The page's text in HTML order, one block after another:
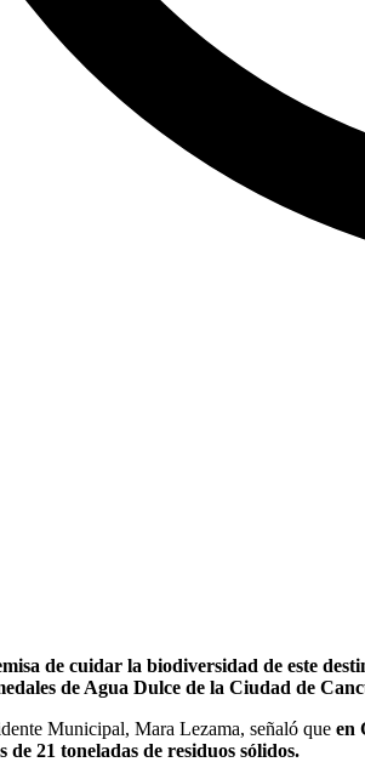
de cuidar la biodiversidad de este
de Agua Dulce de la Ciudad de
Municipal, Mara Lezama, señaló que en
de 21 toneladas de residuos sólidos.